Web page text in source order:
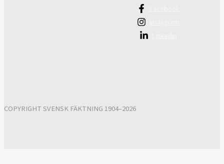
COPYRIGHT SVENSK FÄKTNING 1904–2026